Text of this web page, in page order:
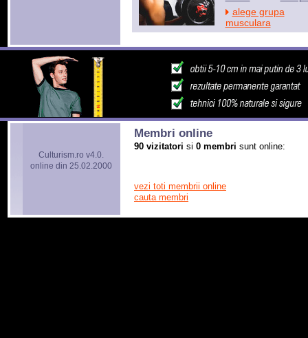
alege grupa
musculara
Culturism.ro v4.0.
online din 25.02.2000
Membri online
90 vizitatori si 0 membri sunt online:
vezi toti membrii online
cauta membri